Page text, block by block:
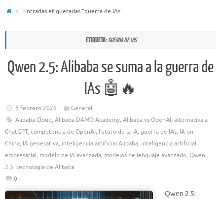
InicioEntradas etiquetadas "guerra de IAs"
Etiqueta: guerra de IAs
Qwen 2.5: Alibaba se suma a la guerra de
IAs 🤖🔥
5 febrero 2025
General
Alibaba Cloud, Alibaba DAMO Academy, Alibaba vs OpenAI, alternativa a
ChatGPT, competencia de OpenAI, futuro de la IA, guerra de IAs, IA en
China, IA generativa, inteligencia artificial Alibaba, inteligencia artificial
empresarial, modelo de IA avanzada, modelos de lenguaje avanzado, Qwen
2.5, tecnología de Alibaba
0
Qwen 2.5: